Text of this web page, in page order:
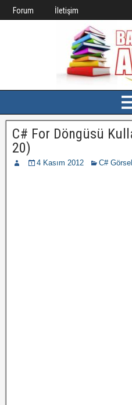
Forum İletişim
C# For Döngüsü
20)
4 Kasım 2012 C#